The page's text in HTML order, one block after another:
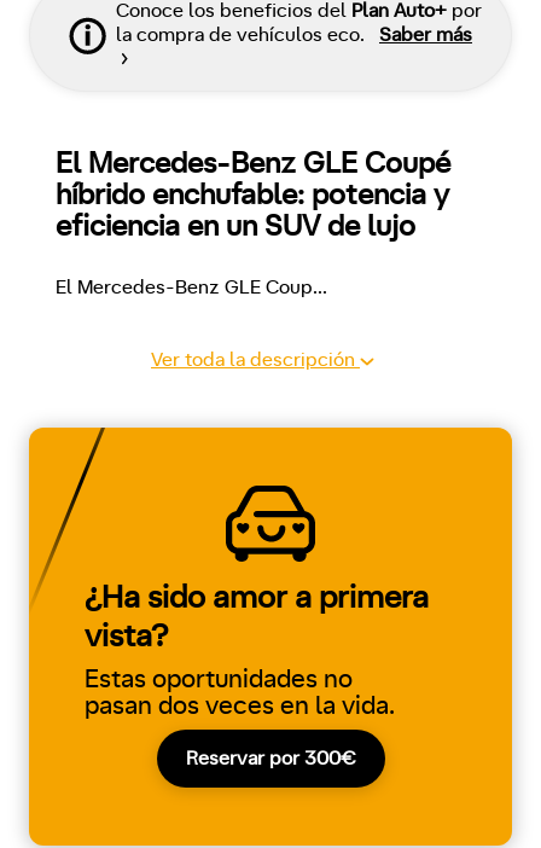
Conoce los beneficios del Plan Auto+ por
la compra de vehículos eco.
Saber más
El Mercedes-Benz GLE Coupé
híbrido enchufable: potencia y
eficiencia en un SUV de lujo
El Mercedes-Benz GLE Coup...
Ver toda la descripción
¿Ha sido amor a primera
vista?
Estas oportunidades no
pasan dos veces en la vida.
Reservar por 300€